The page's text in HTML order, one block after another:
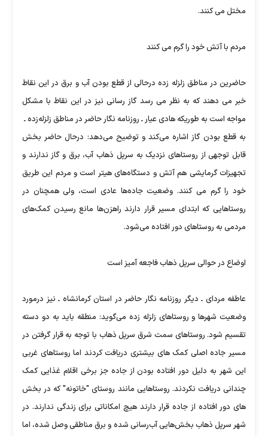
مختل می کنند.
مردم با آتش خود را گرم می کنند
حاضرین در مناطق زلزله زده درحالی از قطع بودن آب و برق در این نقاط
خبر می دهند که به نظر می رسد گاز رسانی نیز در این نقاط با مشکل
مواجه است به طوریکه هادی عیار ـ روزنامه نگار حاضر در مناطق زلزله‌زده ـ
به قطع بودن گاز اشاره می‌کند و توضیح می‌دهد: درحال حاضر بخش
قابل توجهی از روستاهای نزدیک به سرپل ذهاب آب، برق و گاز ندارند و
تجهیزات گرمایشی هم آتش و دستگاه‌های هیتر است و مردم این طریق
خود را گرم می کنند. وضعیت جاده‌ها عادی است، ولی همچنان در
روستاهایی که ابتدای مسیر قرار دارند راهزن‌ها مانع رسیدن کمک‌های
مردمی به روستاهای دور افتاده می‌شود.
اوضاع در حوالی سرپل ذهاب فاجعه آمیز است
عاطفه مردای ـ دیگر روزنامه نگار حاضر در استان کرمانشاه ـ نیز درمورد
وضعیت شهرها و روستاهای زلزله زده می‌گوید: منطقه باید به دو دسته
تقسیم شود. روستاهای سمت شرق سرپل ذهاب با توجه به قرار گرفتن در
مسیر جاده اصلی کمک های بیشتری دریافت کردند اما روستاهای غربی
این شهر به دلیل دور افتاده بودن از جاده جز برخی اقلام غذایی کمک
چندانی دریافت نکردند. روستاهایی مانند روستای "خاتونه" که در بخش
های دور افتاده از جاده قرار دارند هیچ امکاناتی برای زندگی ندارند. در
شهر سرپل ذهاب بخش‌هایی آب‌رسانی شده و برق مناطقی وصل شده، اما